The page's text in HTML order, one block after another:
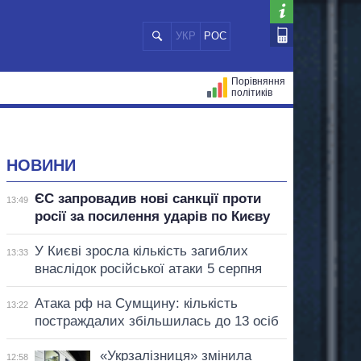
УКР РОС
Порівняння
політиків
НОВИНИ
13:49
ЄС запровадив нові санкції проти
росії за посилення ударів по Києву
13:33
У Києві зросла кількість загиблих
внаслідок російської атаки 5 серпня
13:22
Атака рф на Сумщину: кількість
постраждалих збільшилась до 13 осіб
12:58
«Укрзалізниця» змінила